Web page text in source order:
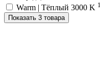
Warm | Тёплый 3000 K 1
Показать 3 товара